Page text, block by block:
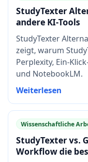
StudyTexter
andere KI-Tools
StudyTexter
zeigt, warum
Perplexity, Ein-
und NotebookLM.
Weiterlesen
Wissenschaftliche
StudyTexter vs.
Workflow die